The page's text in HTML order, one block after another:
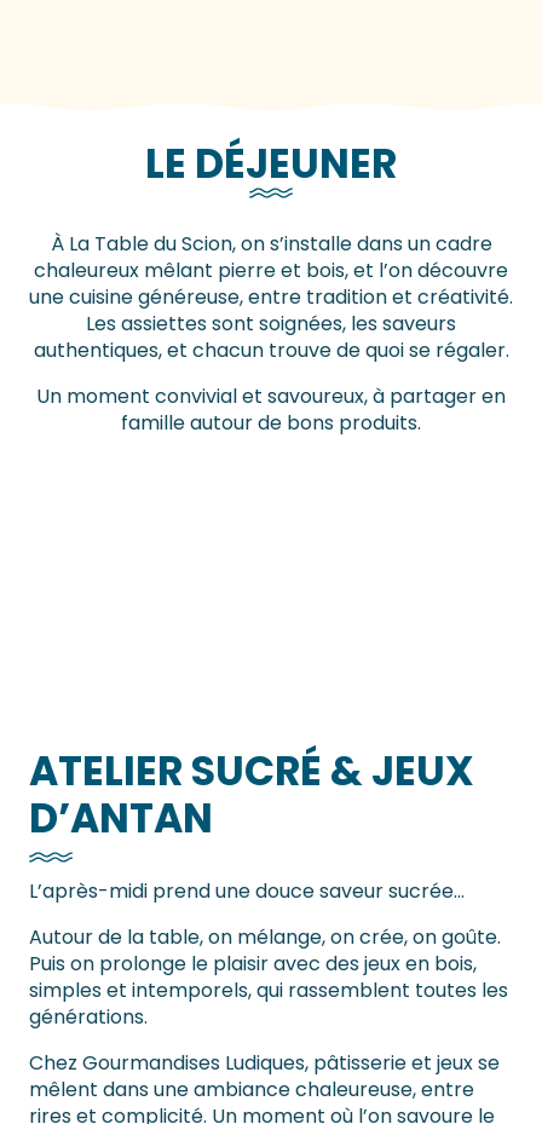
LE DÉJEUNER
À La Table du Scion, on s’installe dans un cadre
chaleureux mêlant pierre et bois, et l’on découvre
une cuisine généreuse, entre tradition et créativité.
Les assiettes sont soignées, les saveurs
authentiques, et chacun trouve de quoi se régaler.
Un moment convivial et savoureux, à partager en
famille autour de bons produits.
ATELIER SUCRÉ & JEUX
D’ANTAN
L’après-midi prend une douce saveur sucrée…
Autour de la table, on mélange, on crée, on goûte.
Puis on prolonge le plaisir avec des jeux en bois,
simples et intemporels, qui rassemblent toutes les
générations.
Chez Gourmandises Ludiques, pâtisserie et jeux se
mêlent dans une ambiance chaleureuse, entre
rires et complicité. Un moment où l’on savoure le